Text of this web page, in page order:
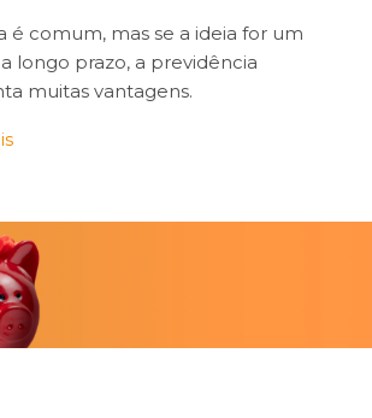
é comum, mas se a ideia for um
longo prazo, a previdência
muitas vantagens.